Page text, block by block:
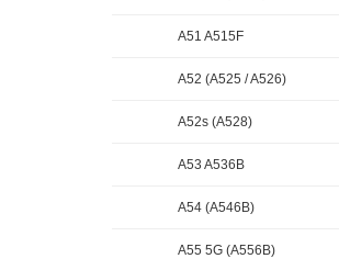
A51 A515F
A52 (A525 / A526)
A52s (A528)
A53 A536B
A54 (A546B)
A55 5G (A556B)